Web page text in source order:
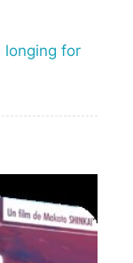
longing for